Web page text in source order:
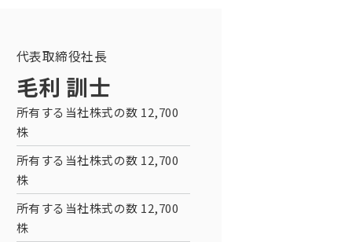
代表取締役社長
毛利 訓士
所有する当社株式の数 12,700
株
所有する当社株式の数 12,700
株
所有する当社株式の数 12,700
株